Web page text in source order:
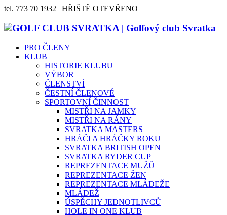
tel. 773 70 1932 | HŘIŠTĚ OTEVŘENO
PRO ČLENY
KLUB
HISTORIE KLUBU
VÝBOR
ČLENSTVÍ
ČESTNÍ ČLENOVÉ
SPORTOVNÍ ČINNOST
MISTŘI NA JAMKY
MISTŘI NA RÁNY
SVRATKA MASTERS
HRÁČI A HRÁČKY ROKU
SVRATKA BRITISH OPEN
SVRATKA RYDER CUP
REPREZENTACE MUŽŮ
REPREZENTACE ŽEN
REPREZENTACE MLÁDEŽE
MLÁDEŽ
ÚSPĚCHY JEDNOTLIVCŮ
HOLE IN ONE KLUB